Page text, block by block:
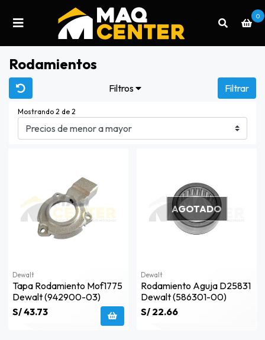
0
Rodamientos
Filtros Filtrar
Mostrando 2 de 2
Dewalt
Tapa Rodamiento Mof1775
Dewalt (942900-03)
S/ 43.73
AGOTADO
Dewalt
Rodamiento Aguja D25831
Dewalt (586301-00)
S/ 22.66